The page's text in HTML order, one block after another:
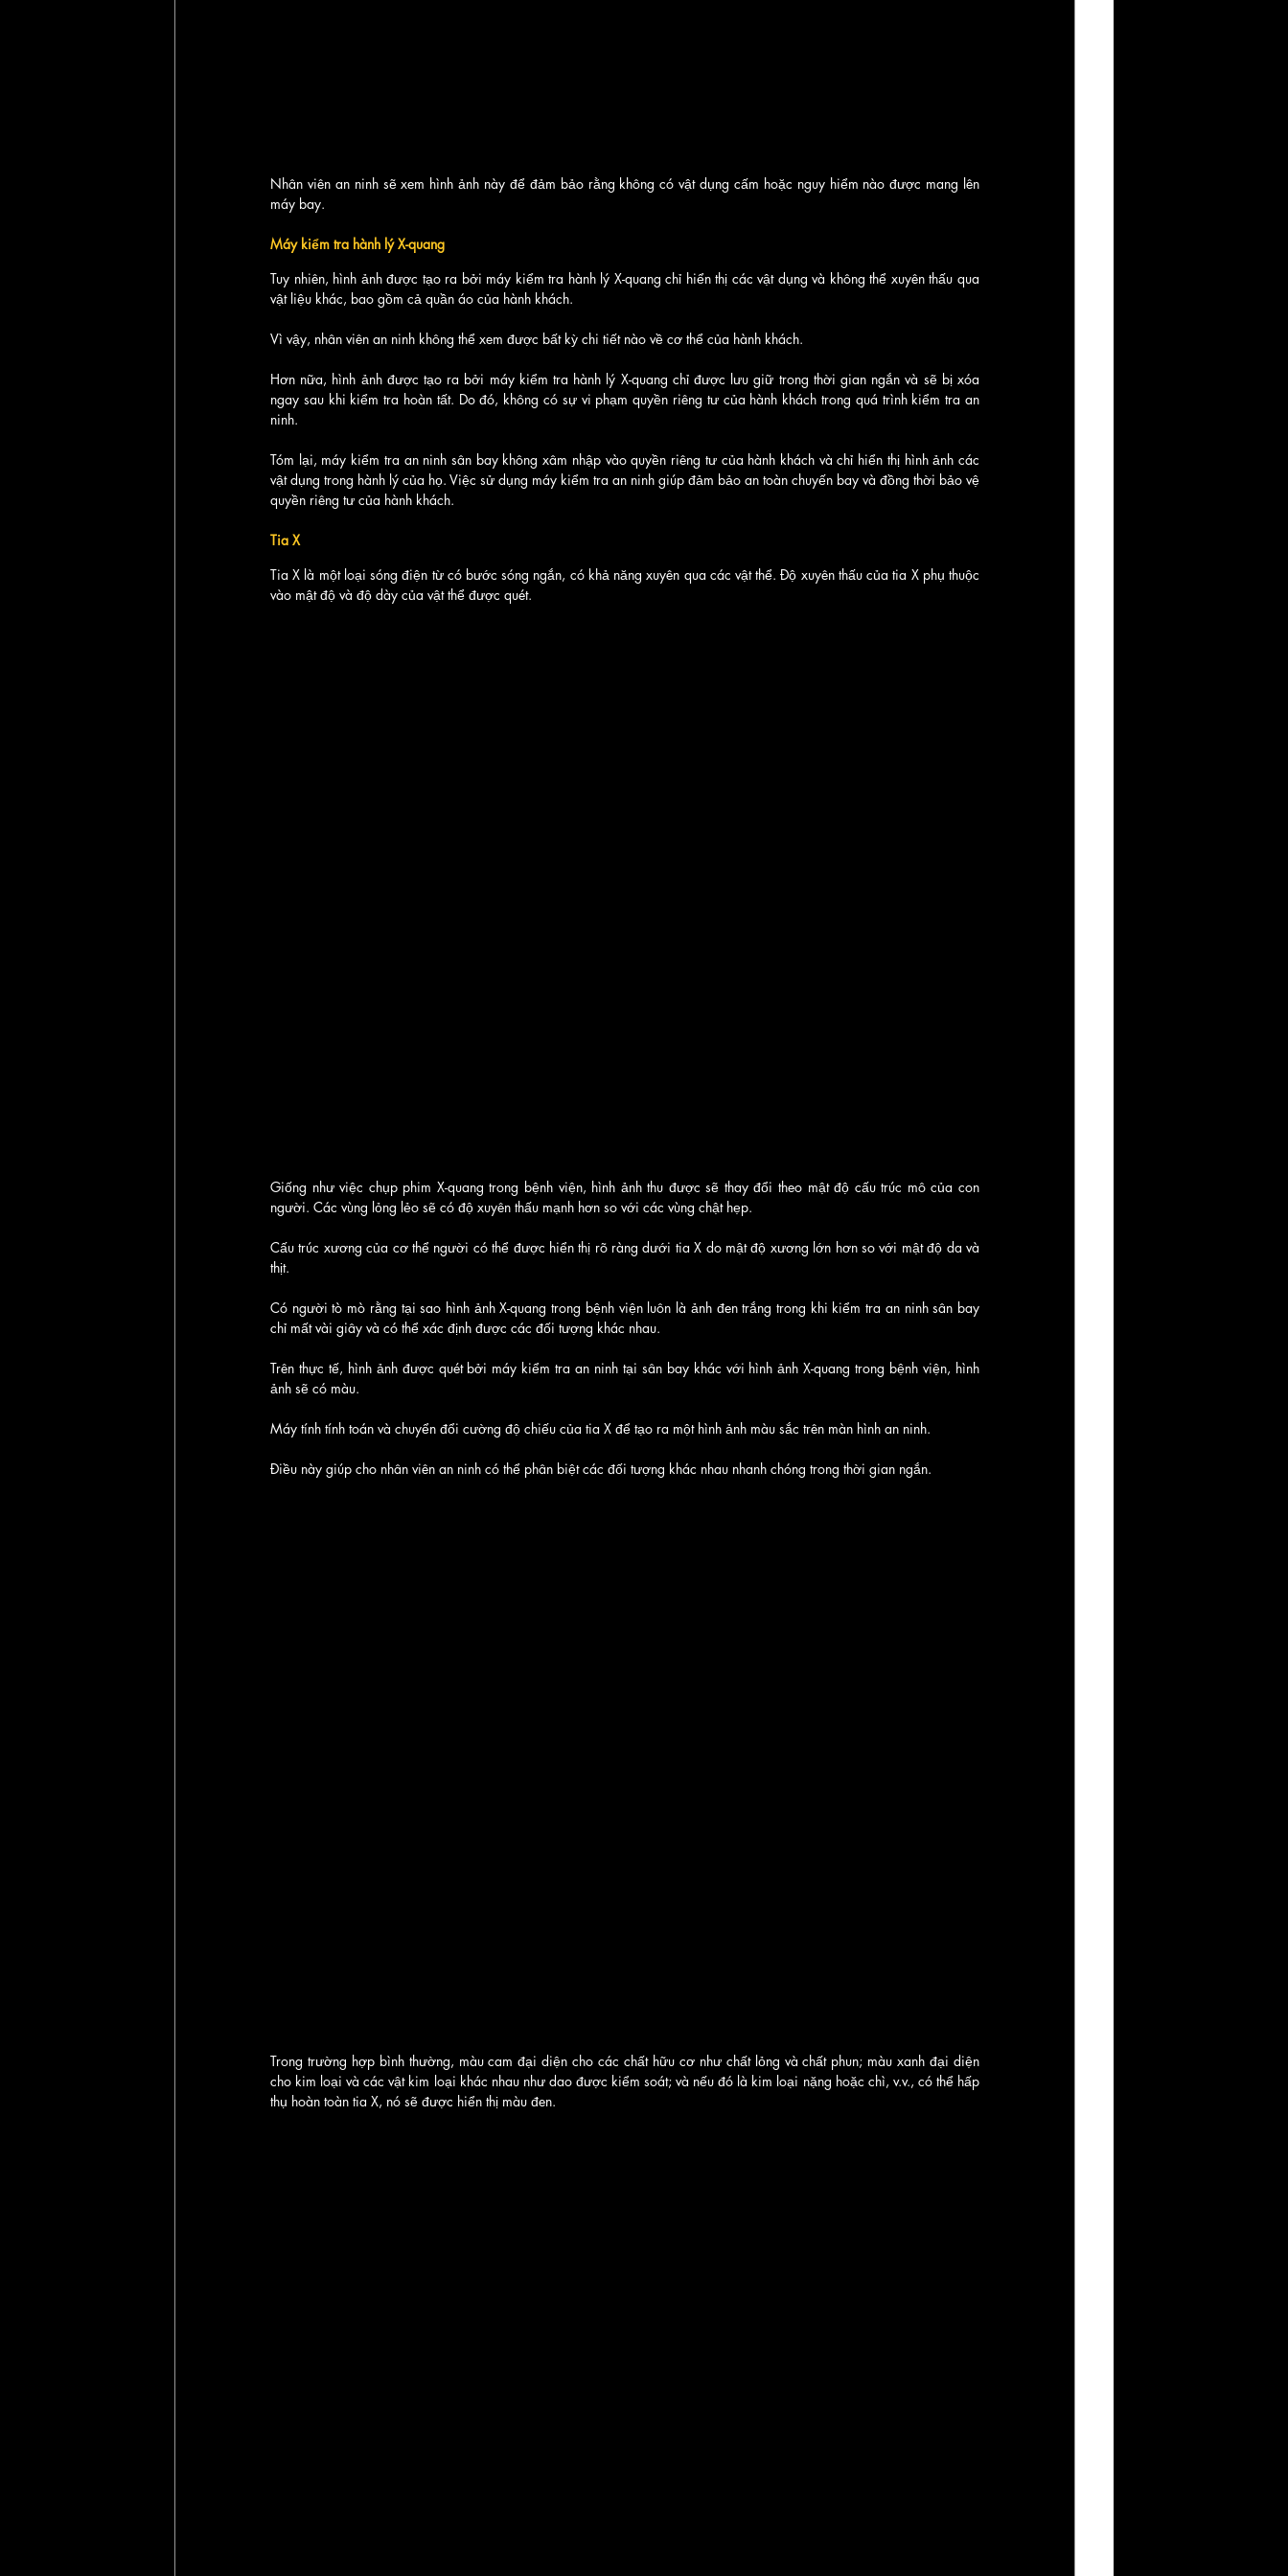
Nhân viên an ninh sẽ xem hình ảnh này để đảm bảo rằng không có vật dụng cấm hoặc nguy hiểm nào được mang lên
máy bay.
Máy kiểm tra hành lý X-quang
Tuy nhiên, hình ảnh được tạo ra bởi máy kiểm tra hành lý X-quang chỉ hiển thị các vật dụng và không thể xuyên thấu qua
vật liệu khác, bao gồm cả quần áo của hành khách.
Vì vậy, nhân viên an ninh không thể xem được bất kỳ chi tiết nào về cơ thể của hành khách.
Hơn nữa, hình ảnh được tạo ra bởi máy kiểm tra hành lý X-quang chỉ được lưu giữ trong thời gian ngắn và sẽ bị xóa
ngay sau khi kiểm tra hoàn tất. Do đó, không có sự vi phạm quyền riêng tư của hành khách trong quá trình kiểm tra an
ninh.
Tóm lại, máy kiểm tra an ninh sân bay không xâm nhập vào quyền riêng tư của hành khách và chỉ hiển thị hình ảnh các
vật dụng trong hành lý của họ. Việc sử dụng máy kiểm tra an ninh giúp đảm bảo an toàn chuyến bay và đồng thời bảo vệ
quyền riêng tư của hành khách.
Tia X
Tia X là một loại sóng điện từ có bước sóng ngắn, có khả năng xuyên qua các vật thể. Độ xuyên thấu của tia X phụ thuộc
vào mật độ và độ dày của vật thể được quét.
Giống như việc chụp phim X-quang trong bệnh viện, hình ảnh thu được sẽ thay đổi theo mật độ cấu trúc mô của con
người. Các vùng lỏng lẻo sẽ có độ xuyên thấu mạnh hơn so với các vùng chật hẹp.
Cấu trúc xương của cơ thể người có thể được hiển thị rõ ràng dưới tia X do mật độ xương lớn hơn so với mật độ da và
thịt.
Có người tò mò rằng tại sao hình ảnh X-quang trong bệnh viện luôn là ảnh đen trắng trong khi kiểm tra an ninh sân bay
chỉ mất vài giây và có thể xác định được các đối tượng khác nhau.
Trên thực tế, hình ảnh được quét bởi máy kiểm tra an ninh tại sân bay khác với hình ảnh X-quang trong bệnh viện, hình
ảnh sẽ có màu.
Máy tính tính toán và chuyển đổi cường độ chiếu của tia X để tạo ra một hình ảnh màu sắc trên màn hình an ninh.
Điều này giúp cho nhân viên an ninh có thể phân biệt các đối tượng khác nhau nhanh chóng trong thời gian ngắn.
Trong trường hợp bình thường, màu cam đại diện cho các chất hữu cơ như chất lỏng và chất phun; màu xanh đại diện
cho kim loại và các vật kim loại khác nhau như dao được kiểm soát; và nếu đó là kim loại nặng hoặc chì, v.v., có thể hấp
thụ hoàn toàn tia X, nó sẽ được hiển thị màu đen.